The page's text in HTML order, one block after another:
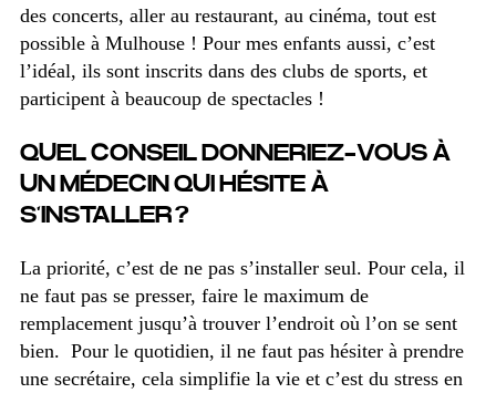
des concerts, aller au restaurant, au cinéma, tout est
possible à Mulhouse ! Pour mes enfants aussi, c’est
l’idéal, ils sont inscrits dans des clubs de sports, et
participent à beaucoup de spectacles !
QUEL CONSEIL DONNERIEZ-VOUS À
UN MÉDECIN QUI HÉSITE À
S’INSTALLER ?
La priorité, c’est de ne pas s’installer seul. Pour cela, il
ne faut pas se presser, faire le maximum de
remplacement jusqu’à trouver l’endroit où l’on se sent
bien. Pour le quotidien, il ne faut pas hésiter à prendre
une secrétaire, cela simplifie la vie et c’est du stress en